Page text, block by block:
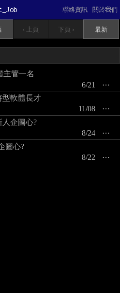
關於我們
聯絡資訊
‹ 上頁 下頁 › 最新
主管一名
⋯
6/21
型軟體長才
⋯
11/08
人企圖心?
⋯
8/24
圖心?
⋯
8/22